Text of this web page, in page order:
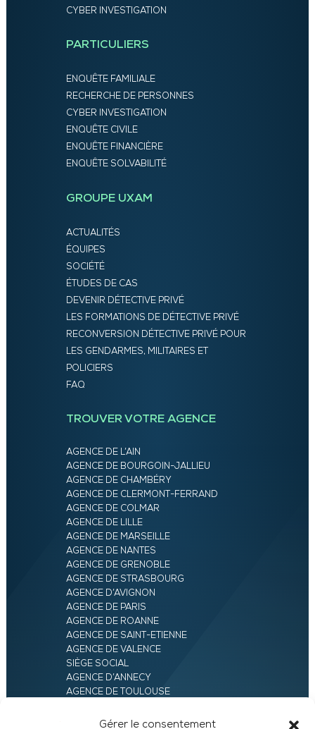
Gérer le consentement
CYBER INVESTIGATION
PARTICULIERS
ENQUÊTE FAMILIALE
RECHERCHE DE PERSONNES
CYBER INVESTIGATION
ENQUÊTE CIVILE
ENQUÊTE FINANCIÈRE
ENQUÊTE SOLVABILITÉ
GROUPE UXAM
ACTUALITÉS
ÉQUIPES
SOCIÉTÉ
ÉTUDES DE CAS
DEVENIR DÉTECTIVE PRIVÉ
LES FORMATIONS DE DÉTECTIVE PRIVÉ
RECONVERSION DÉTECTIVE PRIVÉ POUR
LES GENDARMES, MILITAIRES ET
POLICIERS
FAQ
TROUVER VOTRE AGENCE
AGENCE DE L’AIN
AGENCE DE BOURGOIN-JALLIEU
AGENCE DE CHAMBÉRY
AGENCE DE CLERMONT-FERRAND
AGENCE DE COLMAR
AGENCE DE LILLE
AGENCE DE MARSEILLE
AGENCE DE NANTES
AGENCE DE GRENOBLE
AGENCE DE STRASBOURG
AGENCE D’AVIGNON
AGENCE DE PARIS
AGENCE DE ROANNE
AGENCE DE SAINT-ETIENNE
AGENCE DE VALENCE
SIÈGE SOCIAL
AGENCE D’ANNECY
AGENCE DE TOULOUSE
AGENCE D’ORLÉANS